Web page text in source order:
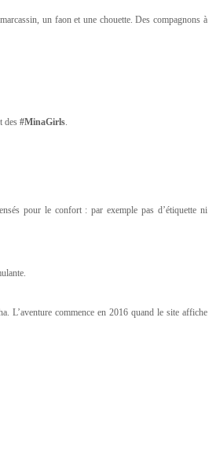
un faon et une chouette. Des compagnons à
des #MinaGirls
pour le confort : par exemple pas d’étiquette ni
L’aventure commence en 2016 quand le site affiche